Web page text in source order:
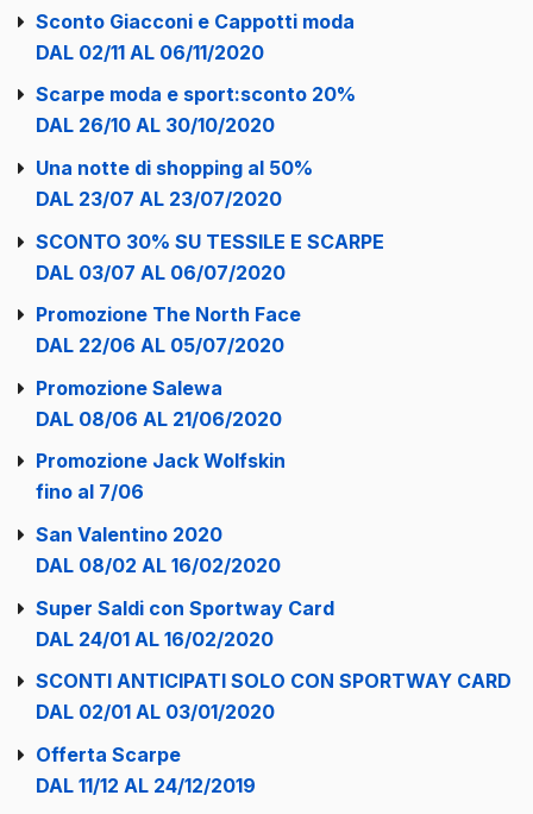
Sconto Giacconi e Cappotti moda
DAL 02/11 AL 06/11/2020
Scarpe moda e sport:sconto 20%
DAL 26/10 AL 30/10/2020
Una notte di shopping al 50%
DAL 23/07 AL 23/07/2020
SCONTO 30% SU TESSILE E SCARPE
DAL 03/07 AL 06/07/2020
Promozione The North Face
DAL 22/06 AL 05/07/2020
Promozione Salewa
DAL 08/06 AL 21/06/2020
Promozione Jack Wolfskin
fino al 7/06
San Valentino 2020
DAL 08/02 AL 16/02/2020
Super Saldi con Sportway Card
DAL 24/01 AL 16/02/2020
SCONTI ANTICIPATI SOLO CON SPORTWAY CARD
DAL 02/01 AL 03/01/2020
Offerta Scarpe
DAL 11/12 AL 24/12/2019